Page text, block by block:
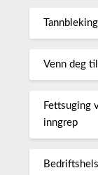
Venn deg
Fettsuging
inngrep